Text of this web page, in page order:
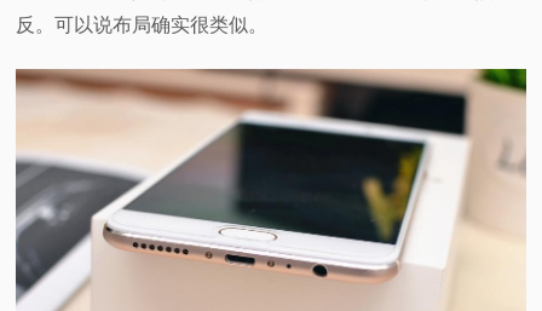
反。可以说布局确实很类似。